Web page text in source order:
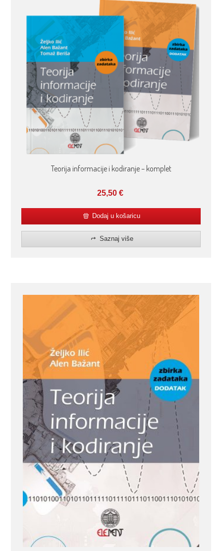
Teorija informacije i kodiranje – komplet
25,50 €
Dodaj u košaricu
Saznaj više